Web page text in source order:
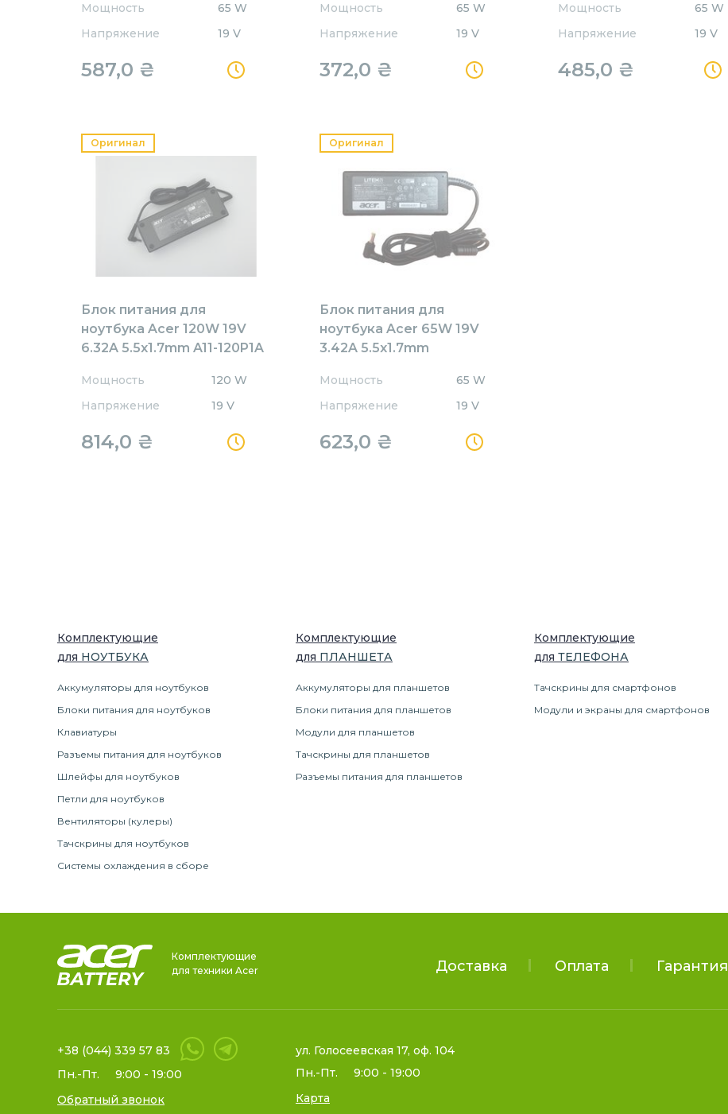
Мощность
65 W
Напряжение
19 V
587,0 ₴
REPLACEMENT
Мощность
65 W
Напряжение
19 V
372,0 ₴
Мощность
65 W
Напряжение
19 V
485,0 ₴
Оригинал
Блок питания для
ноутбука Acer 120W 19V
6.32A 5.5x1.7mm A11-120P1A
Мощность
120 W
Напряжение
19 V
814,0 ₴
Оригинал
Блок питания для
ноутбука Acer 65W 19V
3.42A 5.5x1.7mm
Мощность
65 W
Напряжение
19 V
623,0 ₴
Комплектующие
для НОУТБУКА
Аккумуляторы для ноутбуков
Блоки питания для ноутбуков
Клавиатуры
Разъемы питания для ноутбуков
Шлейфы для ноутбуков
Петли для ноутбуков
Вентиляторы (кулеры)
Тачскрины для ноутбуков
Системы охлаждения в сборе
Комплектующие
для ПЛАНШЕТА
Аккумуляторы для планшетов
Блоки питания для планшетов
Модули для планшетов
Тачскрины для планшетов
Разъемы питания для планшетов
Комплектующие
для ТЕЛЕФОНА
Тачскрины для смартфонов
Модули и экраны для смартфонов
Комплектующие
для техники Acer
Доставка Оплата Гарантия
+38 (044) 339 57 83
Пн.-Пт.
9:00 - 19:00
Обратный звонок
ул. Голосеевская 17, оф. 104
Пн.-Пт.
9:00 - 19:00
Карта